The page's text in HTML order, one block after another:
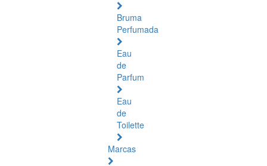
Bruma
Perfumada
Eau
de
Parfum
Eau
de
Toilette
Marcas